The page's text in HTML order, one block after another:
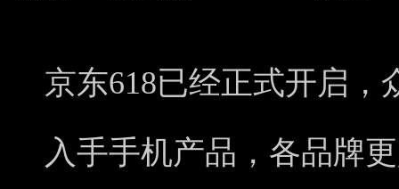
京东618已经正式开启，
入手手机产品，各品牌